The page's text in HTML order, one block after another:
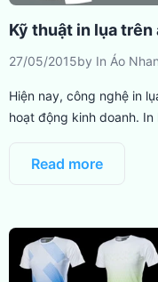
Kỹ thuật in lụa trên
27/05/2015by In Áo
Hiện nay, công nghệ in
hoạt động kinh doanh.
Read more